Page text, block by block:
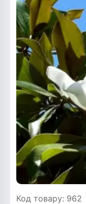
Код товару: 962